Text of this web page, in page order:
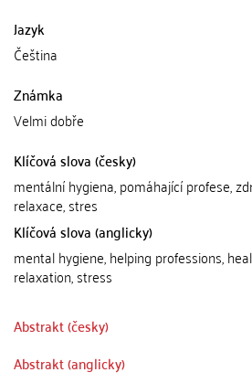
Jazyk
Čeština
Známka
Velmi dobře
Klíčová slova (česky)
mentální hygiena, pomáhající profese,
relaxace, stres
Klíčová slova (anglicky)
mental hygiene, helping professions,
relaxation, stress
Abstrakt (česky)
Abstrakt (anglicky)